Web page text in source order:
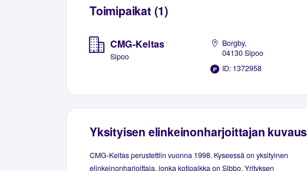
Toimipaikat (1)
CMG-Keltas
Sipoo
Borgby,
04130 Sipoo
ID: 1372958
Yksityisen elinkeinonharjoittajan kuvaus
CMG-Keltas perustettiin vuonna 1998. Kyseessä on yksityinen
elinkeinonharjoittaja, jonka kotipaikka on Sibbo. Yrityksen